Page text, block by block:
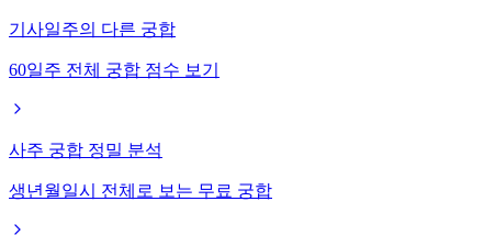
기사일주의 다른 궁합
60일주 전체 궁합 점수 보기
사주 궁합 정밀 분석
생년월일시 전체로 보는 무료 궁합